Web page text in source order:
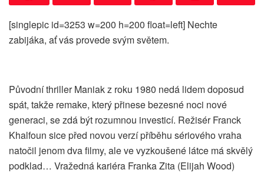
[singlepic id=3253 w=200 h=200 float=left] Nechte
zabijáka, ať vás provede svým světem.
Původní thriller Maniak z roku 1980 nedá lidem doposud
spát, takže remake, který přinese bezesné noci nové
generaci, se zdá být rozumnou investicí. Režisér Franck
Khalfoun sice před novou verzí příběhu sériového vraha
natočil jenom dva filmy, ale ve vyzkoušené látce má skvělý
podklad… Vražedná kariéra Franka Zita (Elijah Wood)